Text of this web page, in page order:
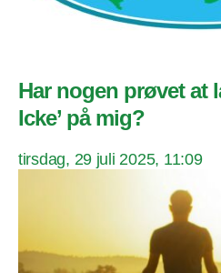
Har nogen prøvet at
Icke’ på mig?
tirsdag, 29 juli 2025, 11:09